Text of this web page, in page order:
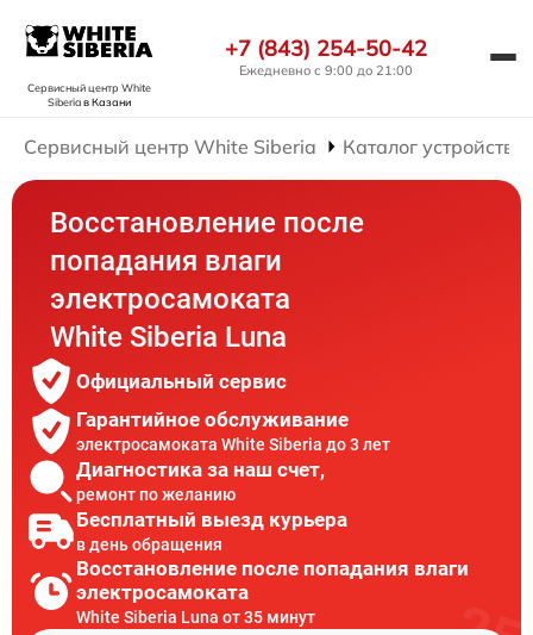
Сервисный центр White
Siberiaв Казани
+7 (843) 254-50-42
Ежедневно с 9:00 до 21:00
Сервисный центр White Siberia Каталог устройств
Восстановление после
попадания влаги
электросамоката
White Siberia Luna
Официальный сервис
Гарантийное обслуживание
электросамоката White Siberia до 3 лет
Диагностика за наш счет,
ремонт по желанию
Бесплатный выезд курьера
в день обращения
Восстановление после попадания влаги
электросамоката
White Siberia Luna от 35 минут